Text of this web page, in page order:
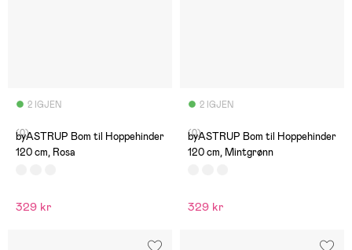
2 IGJEN
(0)
byASTRUP Bom til Hoppehinder
120 cm, Rosa
329 kr
2 IGJEN
(0)
byASTRUP Bom til Hoppehinder
120 cm, Mintgrønn
329 kr